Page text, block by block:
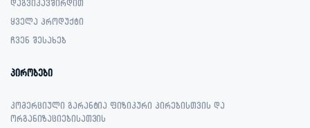
დაგვიკავშირდით
ყველა პროდუქტი
ჩვენ შესახებ
პირობები
კომერციული გარანტია ფიზიკური პირებისთვის და
ორგანიზაციებისათვის